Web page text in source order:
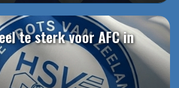
te sterk voor AFC in